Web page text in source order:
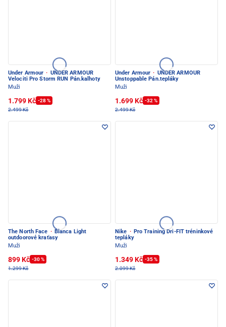
Under Armour · UNDER ARMOUR
Velociti Pro Storm RUN Pán.kalhoty
Muži
1.799 Kč -28 %
2.499 Kč
Under Armour · UNDER ARMOUR
Unstoppable Pán.tepláky
Muži
1.699 Kč -32 %
2.499 Kč
The North Face · Blanca Light
outdoorové kraťasy
Muži
899 Kč -30 %
1.299 Kč
Nike · Pro Training Dri-FIT tréninkové
tepláky
Muži
1.349 Kč -35 %
2.099 Kč